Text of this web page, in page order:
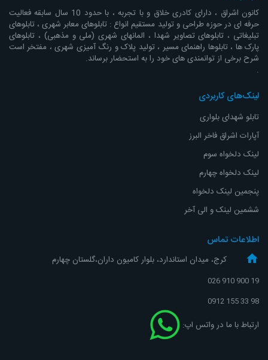
کانون اشراق ، دارای کادری خلاق و با تجربه ، با حدود 10 سال سابقه فعالیت
حرفه ای در حوزه طراحی و تولید مستقیم انواع : تابلوهای معابر شهری ، تابلوهای
تبلیغاتی ، تابلوهای تصاویر شهدا ، المانهای شهری (ملی و مذهبی) ، تابلوهای
پارک ها ، تابلوها راهنمای مسیر ، تولید پلاک و رنگ آمیزی شهری ، مفتخر است
شرح برخی از توانمندی های خود را به استحضار برساند.
.
لینک‌های کاربردی
تابلو شهدای بلواری
آپارات اشراق فاخر البرز
لینک دلخواه سوم
لینک دلخواه چهارم
پنجمین لینک دلخواه
ششمین لینک و الی آخر
اطلاعات تماس
کرج، میدان استاندارد، بلوار کامیون داران،گلستان چهارم
19 900 910 026
98 33 155 0912
ارتباط با ما در واتس اپ: